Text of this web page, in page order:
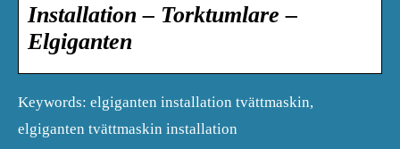
Installation – Torktumlare –
Elgiganten
Keywords: elgiganten installation tvättmaskin,
elgiganten tvättmaskin installation